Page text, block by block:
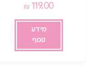
119.00
₪
מידע
נוסף